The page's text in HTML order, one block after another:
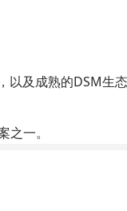
及成熟的DSM生
一。